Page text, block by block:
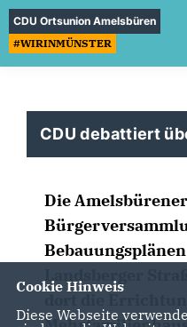
CDU Ortsunion Amelsbüren
#WIRINMÜNSTER
CDU debattiert
Die
Cookie Hinweis
Diese Webseite